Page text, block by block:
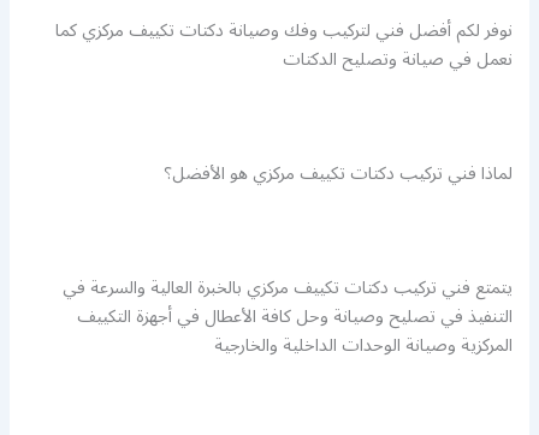
نوفر لكم أفضل فني لتركيب وفك وصيانة دكتات تكييف مركزي كما
نعمل في صيانة وتصليح الدكتات
لماذا فني تركيب دكتات تكييف مركزي هو الأفضل؟
يتمتع فني تركيب دكتات تكييف مركزي بالخبرة العالية والسرعة في
التنفيذ في تصليح وصيانة وحل كافة الأعطال في أجهزة التكييف
المركزية وصيانة الوحدات الداخلية والخارجية